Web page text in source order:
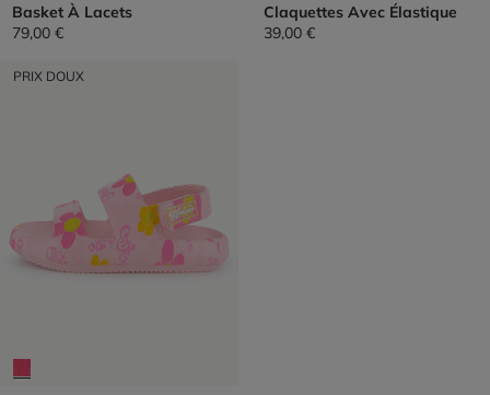
Basket À Lacets
79,00 €
Claquettes Avec Élastique
39,00 €
PRIX DOUX